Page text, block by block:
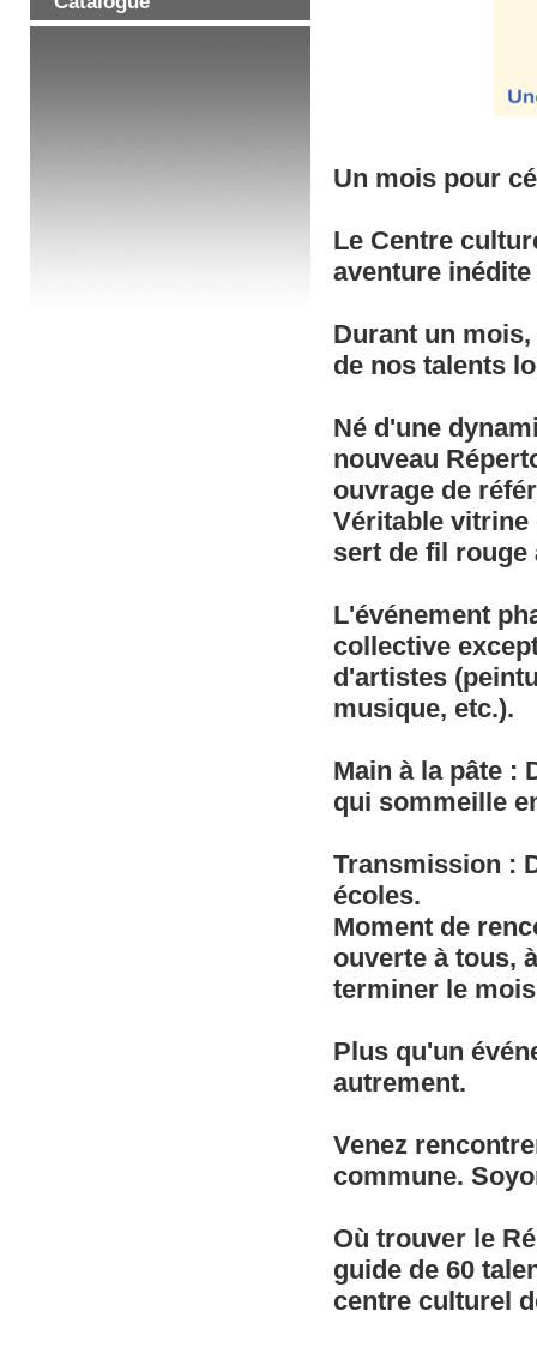
Un mois pour
Le Centre
aventure
Durant un
de nos talents
Né d'une
nouveau
ouvrage de
Véritable vitrine
sert de fil rouge
L'événement
collective
d'artistes
musique, etc.).
Main à la pâte :
qui sommeille
Transmission :
écoles.
Moment de
ouverte à tous,
terminer le
Plus qu'un
autrement.
Venez
commune.
Où trouver le
guide de 60
centre culturel